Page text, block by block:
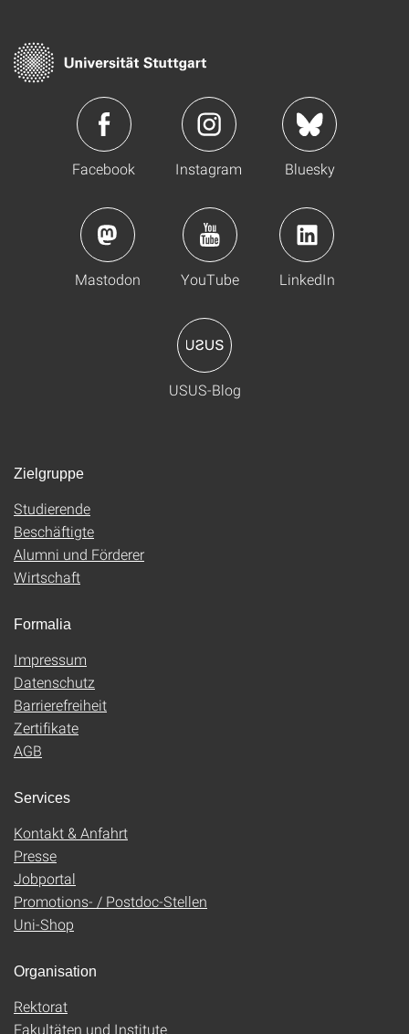
Facebook Instagram Bluesky
Mastodon YouTube LinkedIn
USUS-Blog
Zielgruppe
Studierende
Beschäftigte
Alumni und Förderer
Wirtschaft
Formalia
Impressum
Datenschutz
Barrierefreiheit
Zertifikate
AGB
Services
Kontakt & Anfahrt
Presse
Jobportal
Promotions- / Postdoc-Stellen
Uni-Shop
Organisation
Rektorat
Fakultäten und Institute